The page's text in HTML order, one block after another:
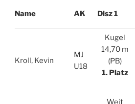
Name AK Disz 1
Kroll, Kevin
MJ
U18
Kugel
14,70 m
(PB)
1. Platz
Weit